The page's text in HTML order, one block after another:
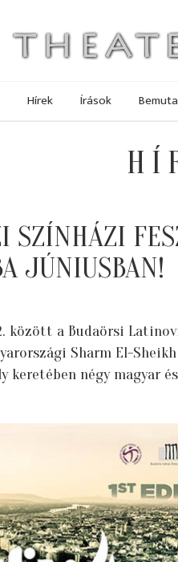
Hírek Írások
SZÍNHÁZI
JÚNIUSBAN!
között a Budaörsi
Sharm El-
keretében négy magyar